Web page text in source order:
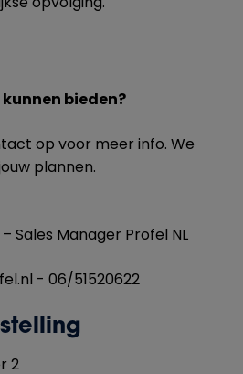
bieden?
op voor meer info. We
plannen.
Sales Manager Profel NL
- 06/51520622
2